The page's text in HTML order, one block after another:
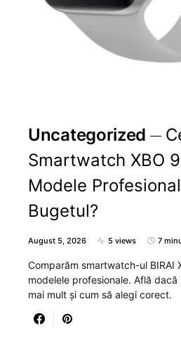
Uncategorized
Smartwatch XBO
Modele
Bugetul?
August 5, 2026 5 views 7
Comparăm smartwatch-ul BIRAI
modelele profesionale. Află
mai mult și cum să alegi corect.